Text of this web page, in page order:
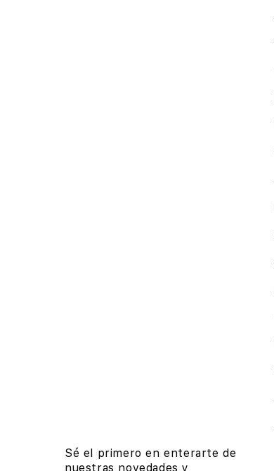
Sé el primero en enterarte de
nuestras novedades y